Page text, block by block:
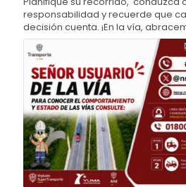
responsabilidad y recuerde que
decisión cuenta. ¡En la vía,